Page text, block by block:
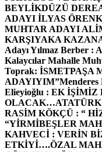
BEYLİKDÜZÜ
ADAYI İLYAS ÖREN
MUHTAR ADAYI
KARŞIYAKA
Adayı Yılmaz Berber
Kalaycılar Mahalle
Toprak: İSMETPAŞA
ADAYIYIM”
Elieyioğlu : EK
OLACAK…
RASİM KÖKÇÜ : “
“YİRMİBEŞLER
KAHVECİ : VERİN
ETKİYİ….ÖZAL